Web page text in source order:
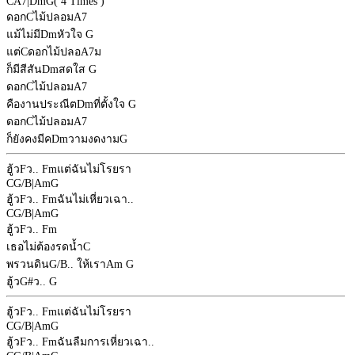
ดอกCไม้ปลอมA7
แม้ไม่มีDmหัวใจ G
แต่Cดอกไม้ปลอA7ม
ก็มีสีสันDmสดใส G
ดอกCไม้ปลอมA7
คืองานประณีตDmที่ตั้งใจ G
ดอกCไม้ปลอมA7
ก็ยังคงมีคDmวามงดงามG
ฮู้วFว.. Fmแต่ฉันไม่โรยรา
CG/B AmG
ฮู้วFว.. Fmฉันไม่เหี่ยวเฉา..
CG/B AmG
ฮู้วFว.. Fm
เธอไม่ต้องรดน้ำC
พรวนดินG/B.. ให้เราAm G
ฮู้วG#ว.. G
ฮู้วFว.. Fmแต่ฉันไม่โรยรา
CG/B AmG
ฮู้วFว.. Fmฉันลืมการเหี่ยวเฉา..